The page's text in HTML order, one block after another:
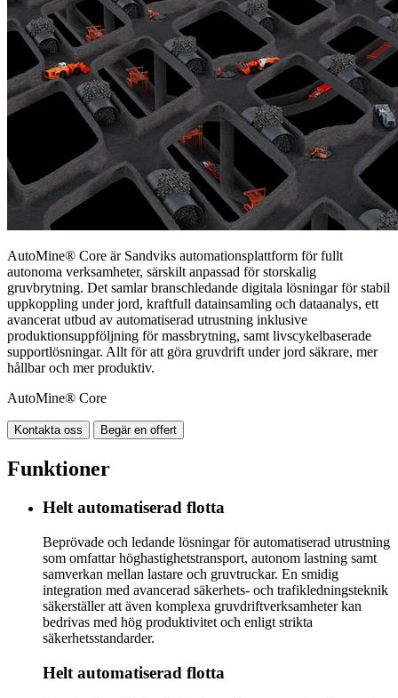
AutoMine® Core är Sandviks automationsplattform för fullt
autonoma verksamheter, särskilt anpassad för storskalig
gruvbrytning. Det samlar branschledande digitala lösningar för stabil
uppkoppling under jord, kraftfull datainsamling och dataanalys, ett
avancerat utbud av automatiserad utrustning inklusive
produktionsuppföljning för massbrytning, samt livscykelbaserade
supportlösningar. Allt för att göra gruvdrift under jord säkrare, mer
hållbar och mer produktiv.
AutoMine® Core
Kontakta oss Begär en offert
Funktioner
Helt automatiserad flotta
Beprövade och ledande lösningar för automatiserad utrustning
som omfattar höghastighetstransport, autonom lastning samt
samverkan mellan lastare och gruvtruckar. En smidig
integration med avancerad säkerhets- och trafikledningsteknik
säkerställer att även komplexa gruvdriftverksamheter kan
bedrivas med hög produktivitet och enligt strikta
säkerhetsstandarder.
Helt automatiserad flotta